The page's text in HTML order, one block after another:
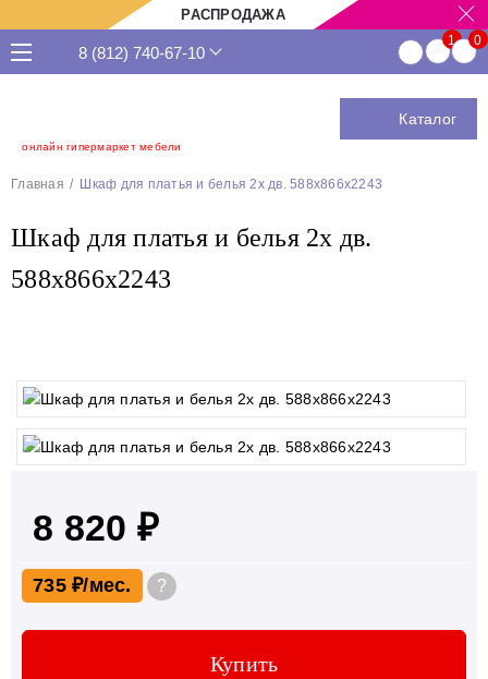
РАСПРОДАЖА
онлайн гипермаркет мебели
8 (812) 740-67-10
Каталог
Главная Шкаф для платья и белья 2х дв. 588х866х2243
Шкаф для платья и белья 2х дв.
588х866х2243
8 820 ₽
735 ₽ ?
Купить